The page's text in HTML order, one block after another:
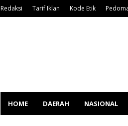
Redaksi Tarif Iklan Kode Etik
HOME DAERAH NASIONAL